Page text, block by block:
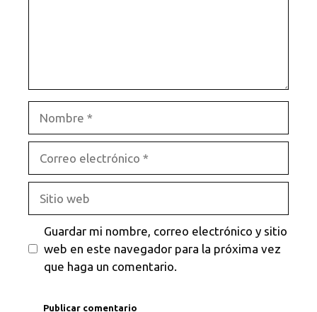
electrónico
web
Guardar mi nombre, correo electrónico y sitio
web en este navegador para la próxima vez
que haga un comentario.